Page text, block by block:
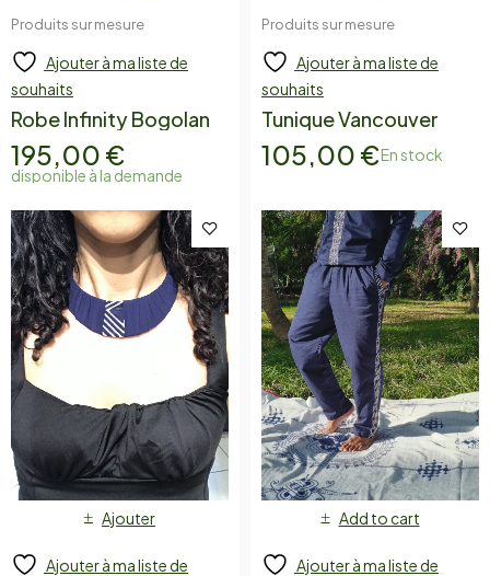
Produits sur mesure
Ajouter à ma liste de
souhaits
Robe Infinity Bogolan
195,00 €
disponible à la demande
Produits sur mesure
Ajouter à ma liste de
souhaits
Tunique Vancouver
105,00 €En stock
Ajouter
Ajouter à ma liste de
Add to cart
Ajouter à ma liste de